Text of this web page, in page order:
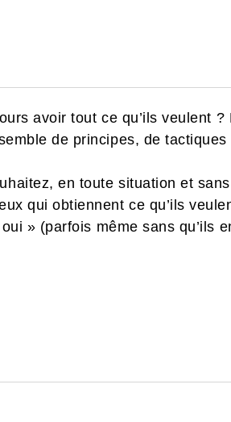
avoir tout ce qu’ils veulent
de principes, de
en toute situation et
qui obtiennent ce qu’ils
» (parfois même sans qu’ils